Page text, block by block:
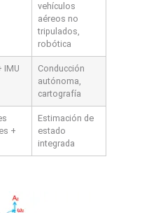
vehículos
aéreos no
tripulados,
robótica
IMU
Conducción
autónoma,
cartografía
+
Estimación de
estado
integrada